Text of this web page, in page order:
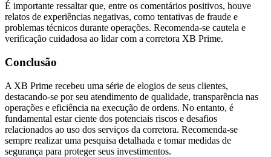
É importante ressaltar que, entre os comentários positivos, houve
relatos de experiências negativas, como tentativas de fraude e
problemas técnicos durante operações. Recomenda-se cautela e
verificação cuidadosa ao lidar com a corretora XB Prime.
Conclusão
A XB Prime recebeu uma série de elogios de seus clientes,
destacando-se por seu atendimento de qualidade, transparência nas
operações e eficiência na execução de ordens. No entanto, é
fundamental estar ciente dos potenciais riscos e desafios
relacionados ao uso dos serviços da corretora. Recomenda-se
sempre realizar uma pesquisa detalhada e tomar medidas de
segurança para proteger seus investimentos.